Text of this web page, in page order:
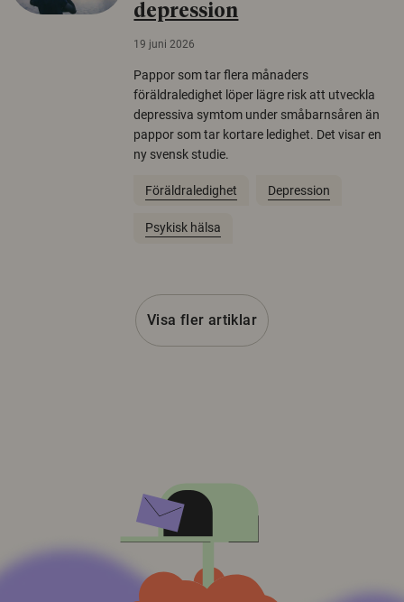
depression
19 juni 2026
Pappor som tar flera månaders
föräldraledighet löper lägre risk att utveckla
depressiva symtom under småbarnsåren än
pappor som tar kortare ledighet. Det visar en
ny svensk studie.
Föräldraledighet Depression
Psykisk hälsa
Visa fler artiklar